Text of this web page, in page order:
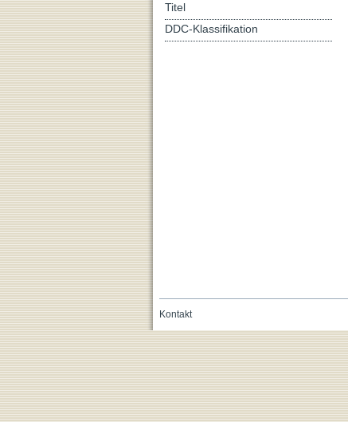
Titel
DDC-Klassifikation
Kontakt